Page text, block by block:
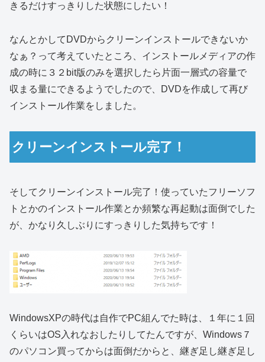
きるだけすっきりした状態にしたい！
なんとかしてDVDからクリーンインストールできないか
なぁ？って考えていたところ、インストールメディアの作
成の時に３２bit版のみを選択したら片面一層式の容量で
収まる量にできるようでしたので、DVDを作成して再び
インストール作業をしました。
クリーンインストール完了！
そしてクリーンインストール完了！使っていたフリーソフ
トとかのインストール作業とか頻繁な再起動は面倒でした
が、かなり久しぶりにすっきりした気持ちです！
WindowsXPの時代は自作でPC組んでた時は、１年に１回
くらいはOS入れなおしたりしてたんですが、Windows７
のパソコン買ってからは面倒だからと、継ぎ足し継ぎ足し